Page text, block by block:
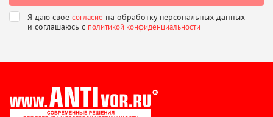
Я даю свое согласие на обработку персональных данных
и соглашаюсь с политикой конфиденциальности